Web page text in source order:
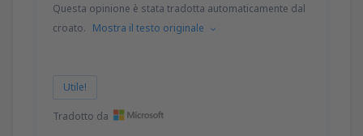
Questa opinione è stata tradotta automaticamente dal
croato. Mostra il testo originale
Utile!
Tradotto da